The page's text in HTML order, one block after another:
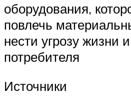
оборудования,
повлечь
нести угрозу жизни
потребителя
Источники